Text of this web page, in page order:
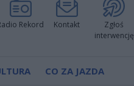
Rekord Kontakt
Zgłoś
interwencję
CO ZA JAZDA